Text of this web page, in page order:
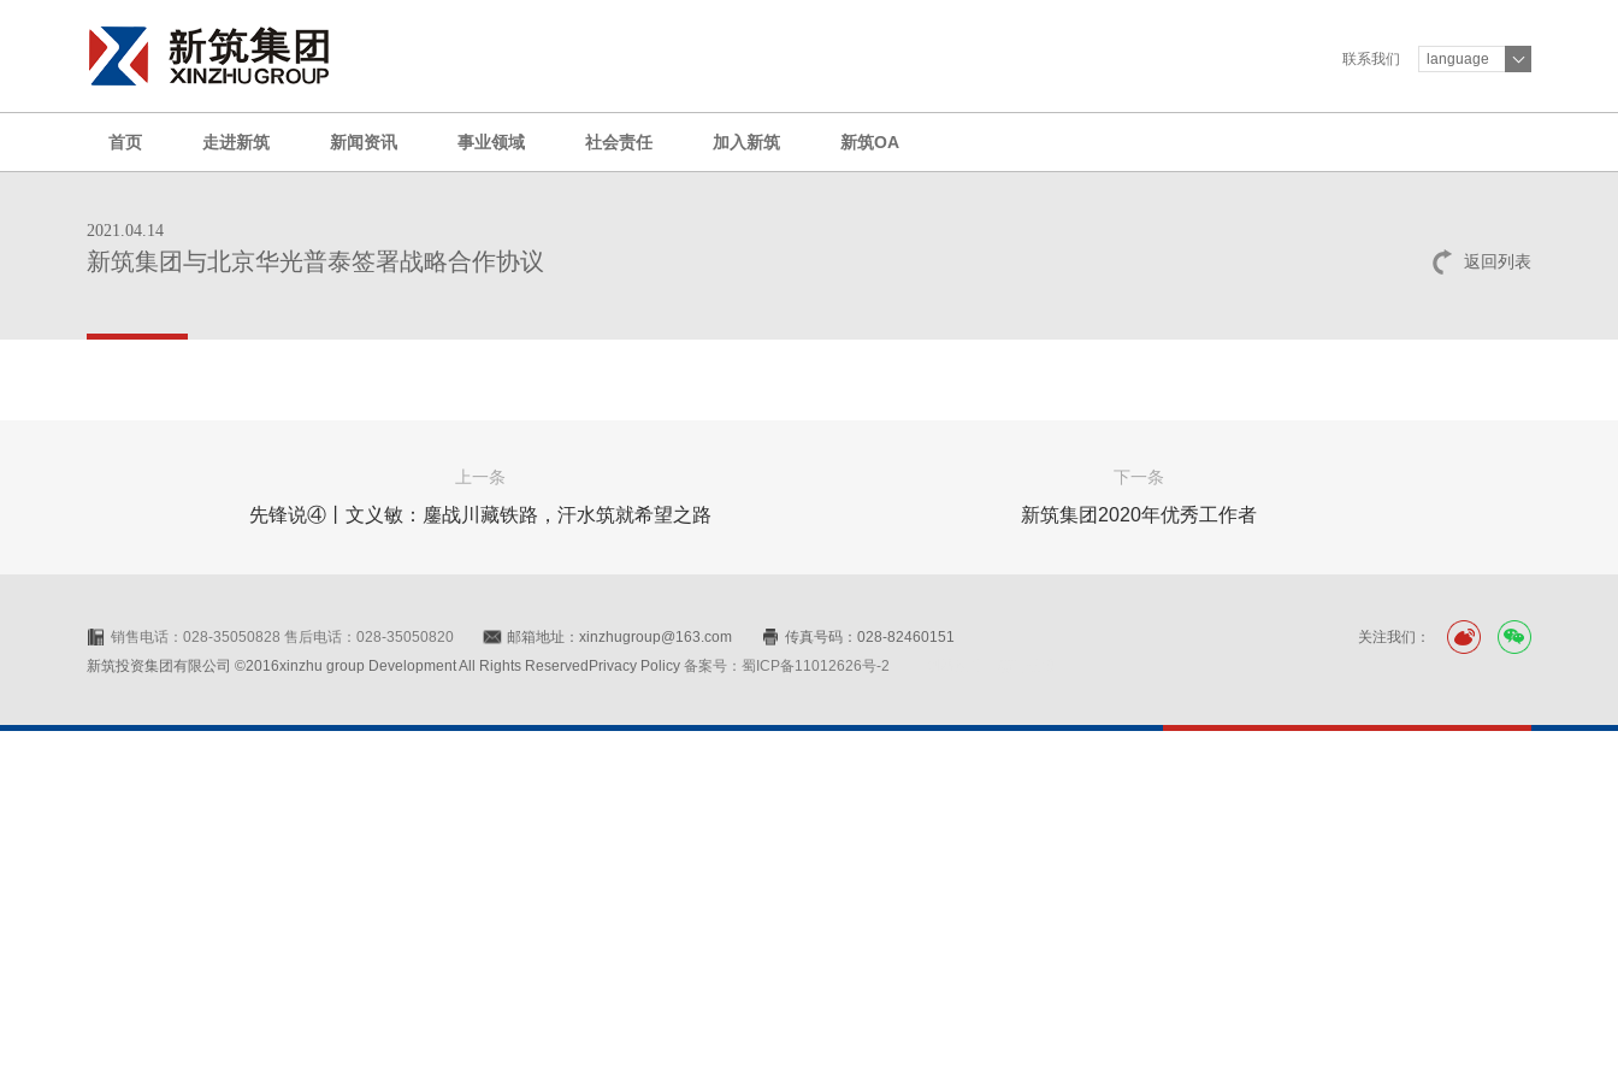
联系我们 language
首页 走进新筑 新闻资讯 事业领域 社会责任 加入新筑 新筑OA
返回列表
2021.04.14
新筑集团与北京华光普泰签署战略合作协议
上一条
先锋说④丨文义敏：鏖战川藏铁路，汗水筑就希望之路
下一条
新筑集团2020年优秀工作者
关注我们：
销售电话：028-35050828 售后电话：028-35050820 邮箱地址：xinzhugroup@163.com
传真号码：028-82460151
新筑投资集团有限公司 ©2016xinzhu group Development All Rights ReservedPrivacy Policy 备案号：蜀ICP备11012626号-2